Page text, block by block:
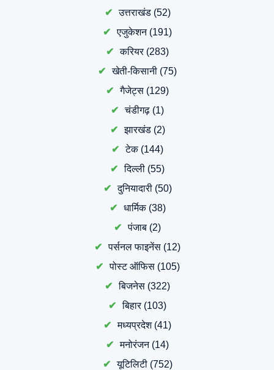
उत्तराखंड(52)
एजुकेशन(191)
करियर(283)
खेती-किसानी (75)
गैजेट्स (129)
चंडीगढ़ (1)
झारखंड(2)
टेक(144)
दिल्ली (55)
दुनियादारी(50)
धार्मिक(38)
पंजाब (2)
पर्सनल फाइनेंस (12)
पोस्ट ऑफिस(105)
बिजनेस (322)
बिहार(103)
मध्यप्रदेश(41)
मनोरंजन(14)
यूटिलिटी(752)